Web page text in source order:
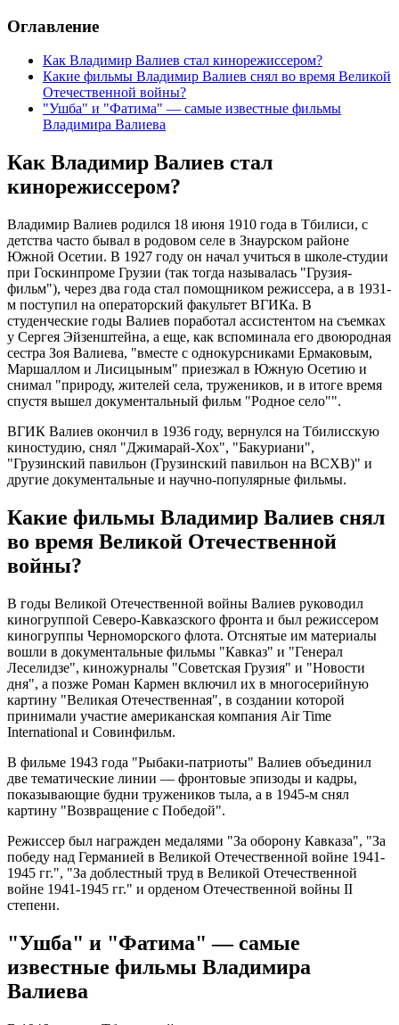
Оглавление
Как Владимир Валиев стал кинорежиссером?
Какие фильмы Владимир Валиев снял во время Великой
Отечественной войны?
"Ушба" и "Фатима" — самые известные фильмы
Владимира Валиева
Как Владимир Валиев стал
кинорежиссером?
Владимир Валиев родился 18 июня 1910 года в Тбилиси, с
детства часто бывал в родовом селе в Знаурском районе
Южной Осетии. В 1927 году он начал учиться в школе-студии
при Госкинпроме Грузии (так тогда называлась "Грузия-
фильм"), через два года стал помощником режиссера, а в 1931-
м поступил на операторский факультет ВГИКа. В
студенческие годы Валиев поработал ассистентом на съемках
у Сергея Эйзенштейна, а еще, как вспоминала его двоюродная
сестра Зоя Валиева, "вместе с однокурсниками Ермаковым,
Маршаллом и Лисицыным" приезжал в Южную Осетию и
снимал "природу, жителей села, тружеников, и в итоге время
спустя вышел документальный фильм "Родное село"".
ВГИК Валиев окончил в 1936 году, вернулся на Тбилисскую
киностудию, снял "Джимарай-Хох", "Бакуриани",
"Грузинский павильон (Грузинский павильон на ВСХВ)" и
другие документальные и научно-популярные фильмы.
Какие фильмы Владимир Валиев снял
во время Великой Отечественной
войны?
В годы Великой Отечественной войны Валиев руководил
киногруппой Северо-Кавказского фронта и был режиссером
киногруппы Черноморского флота. Отснятые им материалы
вошли в документальные фильмы "Кавказ" и "Генерал
Леселидзе", киножурналы "Советская Грузия" и "Новости
дня", а позже Роман Кармен включил их в многосерийную
картину "Великая Отечественная", в создании которой
принимали участие американская компания Air Time
International и Совинфильм.
В фильме 1943 года "Рыбаки-патриоты" Валиев объединил
две тематические линии — фронтовые эпизоды и кадры,
показывающие будни тружеников тыла, а в 1945-м снял
картину "Возвращение с Победой".
Режиссер был награжден медалями "За оборону Кавказа", "За
победу над Германией в Великой Отечественной войне 1941-
1945 гг.", "За доблестный труд в Великой Отечественной
войне 1941-1945 гг." и орденом Отечественной войны II
степени.
"Ушба" и "Фатима" — самые
известные фильмы Владимира
Валиева